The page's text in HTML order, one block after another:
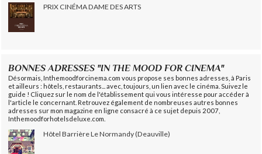
PRIX CINÉMA DAME DES ARTS
BONNES ADRESSES "IN THE MOOD FOR CINEMA"
Désormais, Inthemoodforcinema.com vous propose ses bonnes adresses, à Paris
et ailleurs : hôtels, restaurants... avec, toujours, un lien avec le cinéma. Suivez le
guide ! Cliquez sur le nom de l'établissement qui vous intéresse pour accéder à
l'article le concernant. Retrouvez également de nombreuses autres bonnes
adresses sur mon magazine en ligne consacré à ce sujet depuis 2007,
Inthemoodforhotelsdeluxe.com.
Hôtel Barrière Le Normandy (Deauville)